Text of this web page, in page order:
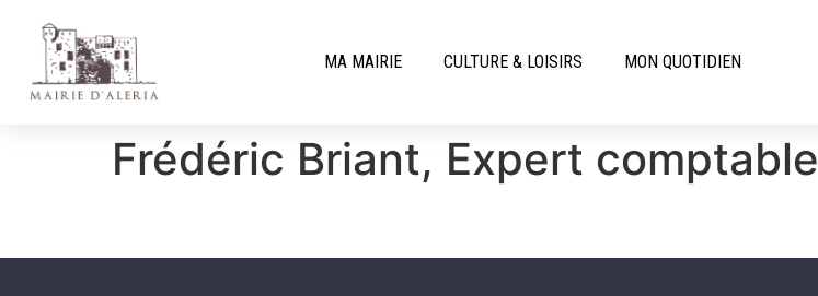
MA MAIRIE CULTURE & LOISIRS MON QUOTIDIEN
Frédéric Briant, Expert comptable